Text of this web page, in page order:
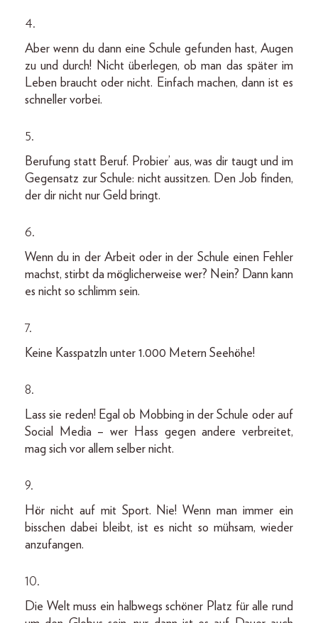
4.
Aber wenn du dann eine Schule gefunden hast, Augen
zu und durch! Nicht überlegen, ob man das später im
Leben braucht oder nicht. Einfach machen, dann ist es
schneller vorbei.
5.
Berufung statt Beruf. Probier’ aus, was dir taugt und im
Gegensatz zur Schule: nicht aussitzen. Den Job finden,
der dir nicht nur Geld bringt.
6.
Wenn du in der Arbeit oder in der Schule einen Fehler
machst, stirbt da möglicherweise wer? Nein? Dann kann
es nicht so schlimm sein.
7.
Keine Kasspatzln unter 1.000 Metern Seehöhe!
8.
Lass sie reden! Egal ob Mobbing in der Schule oder auf
Social Media – wer Hass gegen andere verbreitet,
mag sich vor allem selber nicht.
9.
Hör nicht auf mit Sport. Nie! Wenn man immer ein
bisschen dabei bleibt, ist es nicht so mühsam, wieder
anzufangen.
10.
Die Welt muss ein halbwegs schöner Platz für alle rund